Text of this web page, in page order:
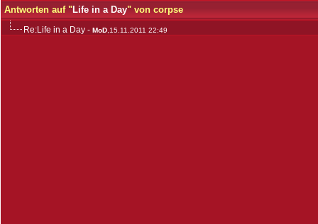
Antworten auf "Life in a Day" von corpse
Re:Life in a Day - MoD ,15.11.2011 22:49